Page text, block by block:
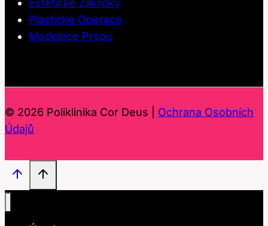
Estetické Zákroky
Plastické Operace
Modelace Prsou
© 2026 Poliklinika Cor Deus | Ochrana Osobních
Údajů